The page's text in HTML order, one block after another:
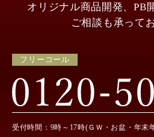
オリジナル商品開発、PB
ご相談も承って
フリーコール
受付時間：9時～17時(ＧＷ・お盆・年末